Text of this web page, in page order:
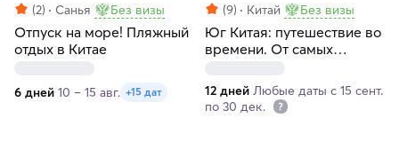
(2) Санья Без визы
Отпуск на море! Пляжный
отдых в Китае
6 дней 10 – 15 авг. +15 дат
(9) Китай Без визы
Юг Китая: путешествие во
времени. От самых
деревенских промыслов,
тихих плантаций и
ремёсел
12 дней Любые даты с 15 сент.
по 30 дек.